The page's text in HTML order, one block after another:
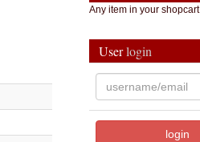
Any item in your shopcart
Userlogin